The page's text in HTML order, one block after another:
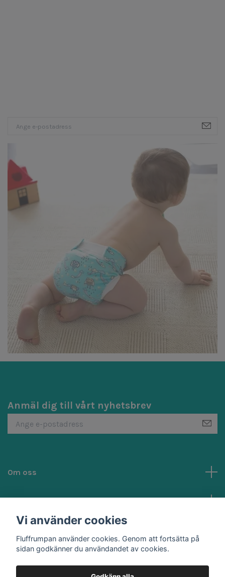
Anmäl dig till vårt nyhetsbrev
Om oss
Kundtjänst
Vi använder cookies
Fluffrumpan använder cookies. Genom att fortsätta på
sidan godkänner du användandet av cookies.